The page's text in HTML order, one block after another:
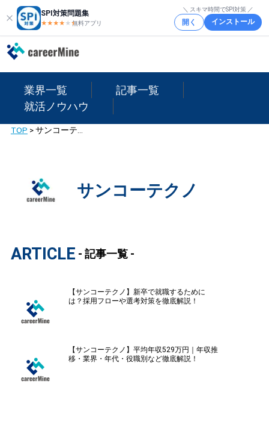
SPI対策問題集
★★★★ ★★
無料アプリ
＼ スキマ時間でSPI対策 ／
開く インストール
業界一覧
記事一覧
就活ノウハウ
TOP >
サンコーテクノ
ARTICLE - 記事一覧 -
【サンコーテクノ】新卒で就職するために
は？採用フローや選考対策を徹底解説！
【サンコーテクノ】平均年収529万円｜年収推
移・業界・年代・役職別など徹底解説！